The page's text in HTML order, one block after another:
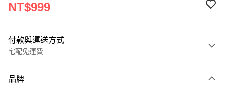
NT$999
付款與運送方式
宅配免運費
信用卡一次付款
品牌